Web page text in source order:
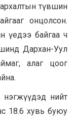
түвшин
онцолсон.
үедээ байгаа ч
Дархан-Уул
алаг цоог
нэгжүүдэд нийт
18.6 хувь буюу